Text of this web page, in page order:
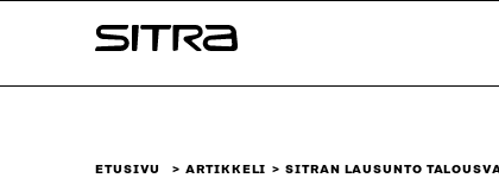
sisältöön
Sitra
ETUSIVU ARTIKKELI SITRAN LAUSUNTO